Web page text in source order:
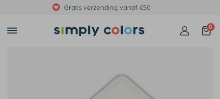
Met foto's, eigen tekst of print
0